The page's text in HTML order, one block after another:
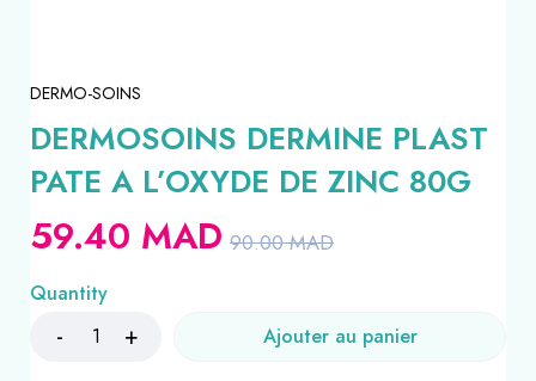
DERMO-SOINS
DERMOSOINS DERMINE PLAST
PATE A L’OXYDE DE ZINC 80G
90.00MAD
59.40 MAD
Quantity
Ajouter au panier